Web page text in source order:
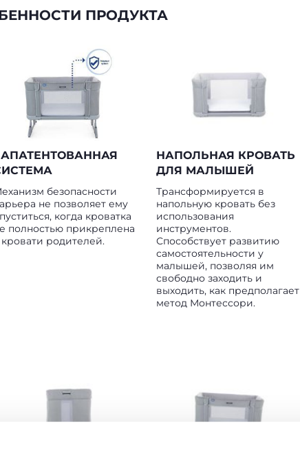
ПРОДУКТА
безопасности
не позволяет ему
когда кроватка
полностью прикреплена
кровати родителей.
НАПОЛЬНАЯ КРОВАТЬ
ДЛЯ МАЛЫШЕЙ
Трансформируется в
напольную кровать без
использования
инструментов.
Способствует развитию
самостоятельности у
малышей, позволяя им
свободно заходить и
выходить, как предполагает
метод Монтессори.